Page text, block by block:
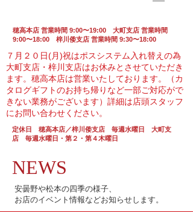
穂高本店 営業時間 9:00〜19:00 大町支店 営業時間
9:00〜18:00 梓川倭支店 営業時間 9:30〜18:00
７月２０日(月)祝はポスシステム入れ替えの為
大町支店・梓川支店はお休みとさせていただき
ます。 穂高本店は営業いたしております。（カ
タログギフトのお持ち帰りなど一部ご対応がで
きない業務がございます） 詳細は店頭スタッフ
にお問い合わせください。
定休日 穂高本店／梓川倭支店 毎週水曜日 大町支
店 毎週水曜日・第２・第４木曜日
NEWS
安曇野や松本の四季の様子、
お店のイベント情報などお知らせします。